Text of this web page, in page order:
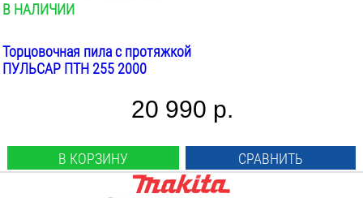
В НАЛИЧИИ
Торцовочная пила с протяжкой
ПУЛЬСАР ПТН 255 2000
20 990 р.
В КОРЗИНУ СРАВНИТЬ